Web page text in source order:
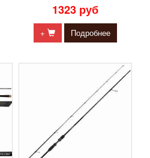
1323 руб
+ Подробнее